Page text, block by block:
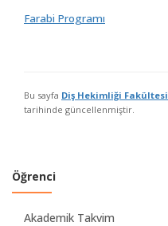
Farabi Programı
Bu sayfa Diş Hekimliği Fakültesi
tarihinde güncellenmiştir.
Öğrenci
Akademik Takvim